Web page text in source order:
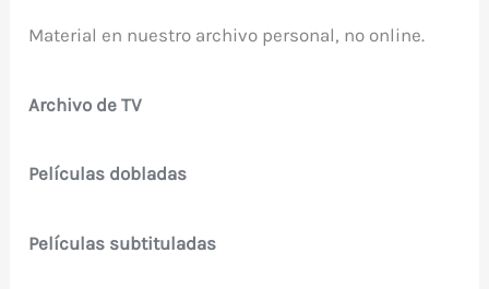
Material en nuestro archivo personal, no online.
Archivo de TV
Películas dobladas
Películas subtituladas